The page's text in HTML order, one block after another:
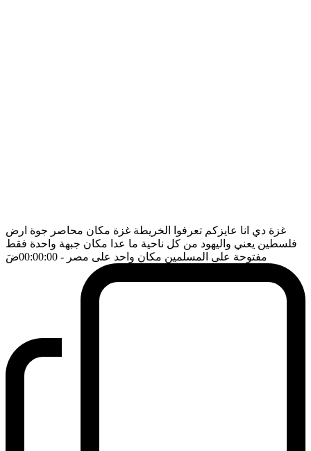
غزة دي انا عايزكم تعرفوا الخريطة غزة مكان محاصر جوة ارض
فلسطين يعني واليهود من كل ناحية ما عدا مكان جبهة واحدة فقط
مفتوحة على المسلمين مكان واحد على مصر - 00:00:00 ضَ